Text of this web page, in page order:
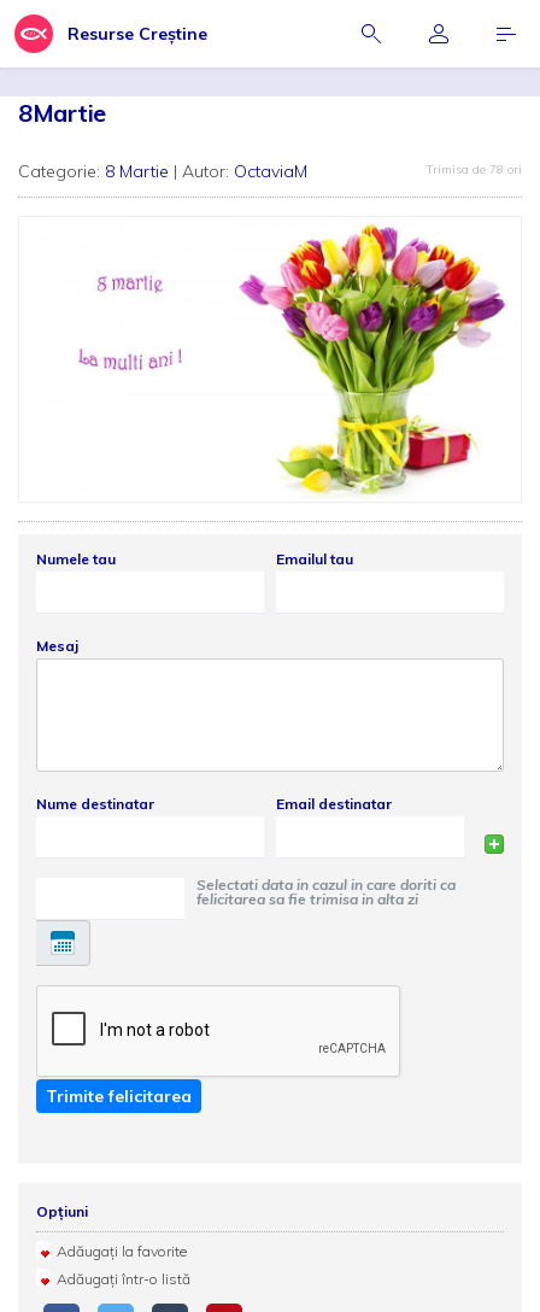
Resurse Creștine
8Martie
Categorie: 8 Martie | Autor: OctaviaM Trimisa de 78 ori
Numele tau Emailul tau
Mesaj
Nume destinatar Email destinatar
Selectati data in cazul in care doriti ca
felicitarea sa fie trimisa in alta zi
Trimite felicitarea
Opțiuni
Adăugați la favorite
Adăugați într-o listă